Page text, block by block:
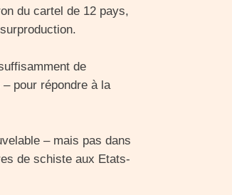
du cartel de 12 pays,
de
pour répondre à la
– mais pas dans
de schiste aux Etats-